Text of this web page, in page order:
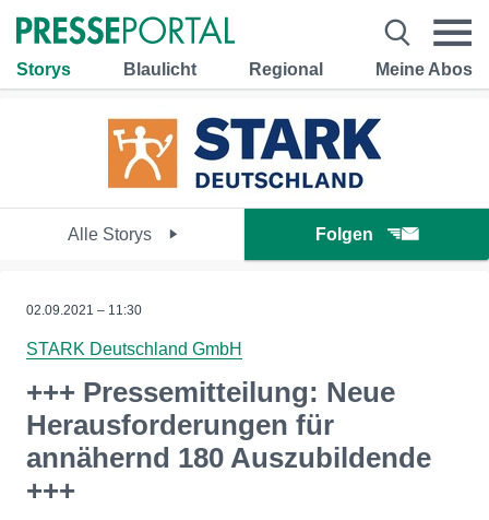
Storys Blaulicht Regional Meine Abos
Alle Storys Folgen
02.09.2021 – 11:30
STARK Deutschland GmbH
+++ Pressemitteilung: Neue
Herausforderungen für
annähernd 180 Auszubildende
+++